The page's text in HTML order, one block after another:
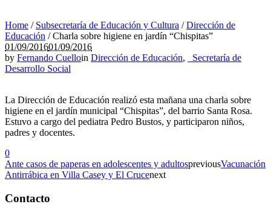
Home / Subsecretaría de Educación y Cultura /Dirección de
Educación /Charla sobre higiene en jardín “Chispitas”
01/09/201601/09/2016
by Fernando Cuelloin Dirección de Educación,
_Secretaría de
Desarrollo Social
La Dirección de Educación realizó esta mañana una charla sobre
higiene en el jardín municipal “Chispitas”, del barrio Santa Rosa.
Estuvo a cargo del pediatra Pedro Bustos, y participaron niños,
padres y docentes.
0
Ante casos de paperas en adolescentes y adultospreviousVacunación
Antirrábica en Villa Casey y El Crucenext
Contacto